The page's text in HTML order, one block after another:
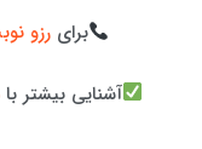
برای رزو
آشنایی بیشتر با